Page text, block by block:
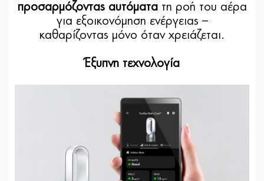
προσαρμόζοντας αυτόματατη ροή του αέρα
για εξοικονόμηση ενέργειας –
καθαρίζοντας μόνο όταν χρειάζεται.
Έξυπνη τεχνολογία